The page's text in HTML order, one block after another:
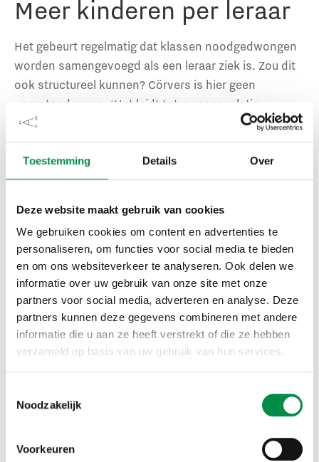
Toestemming Details Over
Deze website maakt gebruik van cookies
We gebruiken cookies om content en advertenties te
personaliseren, om functies voor social media te bieden
en om ons websiteverkeer te analyseren. Ook delen we
informatie over uw gebruik van onze site met onze
partners voor social media, adverteren en analyse. Deze
partners kunnen deze gegevens combineren met andere
informatie die u aan ze heeft verstrekt of die ze hebben
verzameld op basis van uw gebruik van hun services.
Noodzakelijk
Voorkeuren
Meer kinderen per leraar
Het gebeurt regelmatig dat klassen noodgedwongen
worden samengevoegd als een leraar ziek is. Zou dit
ook structureel kunnen? Cörvers is hier geen
voorstander van. ‘Het leidt tot meer escalatie,
slechter onderwijs en uiteindelijk ook meer uitval van
leraren.’ Ook Luyten en Van Haren zien niets in dit
soort maatregelen die mogelijk ten koste gaan van de
leerlingen.
Meer leraren
De drie deskundigen zijn het erover eens dat meer
leraren de echte oplossing is. Maar meer leraren zijn
er niet zomaar. Luyten, onderwijsonderzoeker van de
Universiteit Twente, ziet in langer doorwerken een
mogelijke oplossing. ‘Maar dan wel rustiger aan doen,
zodat je mensen niet opgebruikt.’ Cörvers denkt dat
meerdere niveaus kunnen werken of meer vakken
kunnen geven. Dan kan een vmbo-docent
bijvoorbeeld bijspringen op een basisschool. Dat is
ook goed voor de lange termijn, dan maak je het